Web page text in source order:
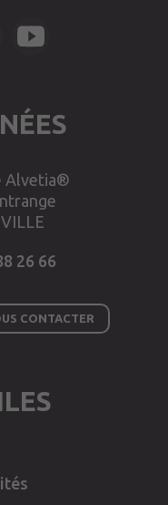
Alvetia®
26 66
CONTACTER